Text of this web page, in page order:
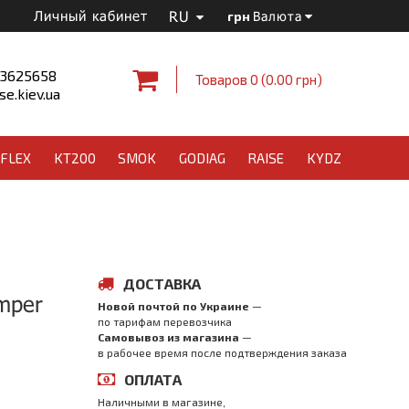
Личный кабинет RU грн Валюта
Товаров 0 (0.00 грн)
FLEX KT200 SMOK GODIAG RAISE KYDZ
ДОСТАВКА
Новой почтой по Украине —
по тарифам перевозчика
Самовывоз из магазина —
в рабочее время после подтверждения заказа
ОПЛАТА
Наличными в магазине,